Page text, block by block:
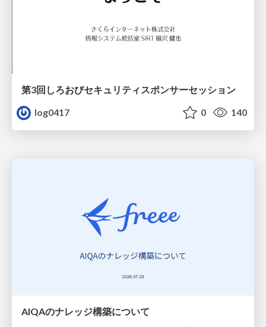
第3回しろおびセキュリティスポンサーセッション
log0417
0 140
AIQAのナレッジ構築について